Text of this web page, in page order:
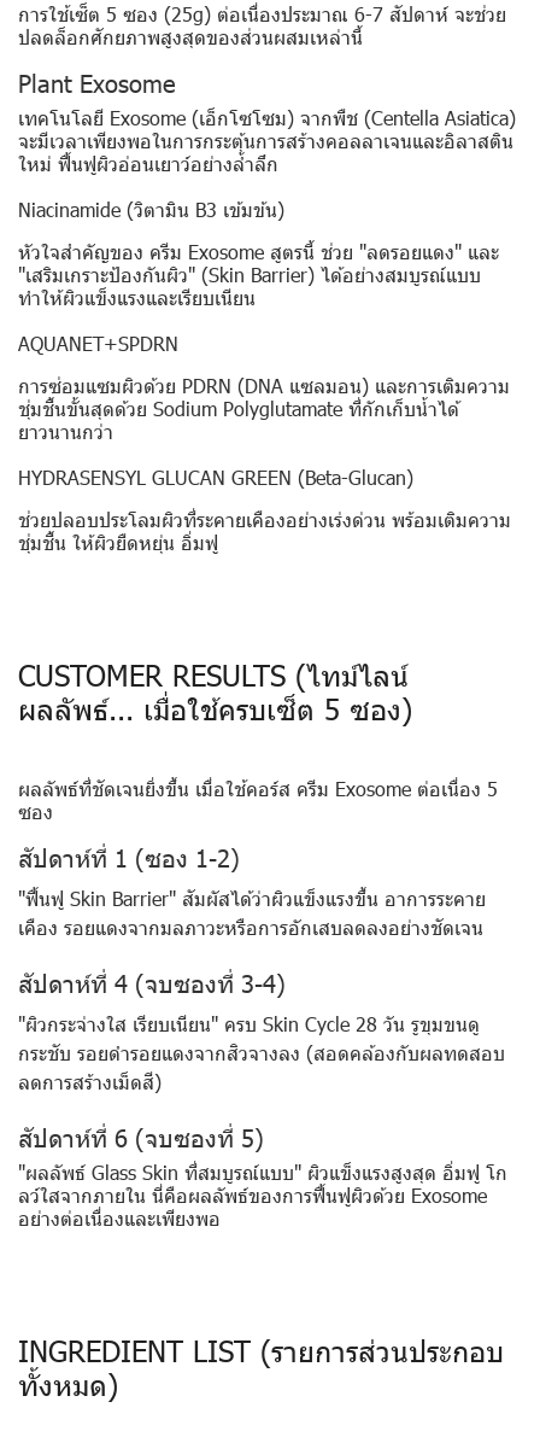
การใช้เซ็ต 5 ซอง (25g) ต่อเนื่องประมาณ 6-7 สัปดาห์ จะช่วย
ปลดล็อกศักยภาพสูงสุดของส่วนผสมเหล่านี้
Plant Exosome
เทคโนโลยี Exosome (เอ็กโซโซม) จากพืช (Centella Asiatica)
จะมีเวลาเพียงพอในการกระตุ้นการสร้างคอลลาเจนและอิลาสติน
ใหม่ ฟื้นฟูผิวอ่อนเยาว์อย่างล้ำลึก
Niacinamide (วิตามิน B3 เข้มข้น)
หัวใจสำคัญของ ครีม Exosome สูตรนี้ ช่วย "ลดรอยแดง" และ
"เสริมเกราะป้องกันผิว" (Skin Barrier) ได้อย่างสมบูรณ์แบบ
ทำให้ผิวแข็งแรงและเรียบเนียน
AQUANET+SPDRN
การซ่อมแซมผิวด้วย PDRN (DNA แซลมอน) และการเติมความ
ชุ่มชื้นขั้นสุดด้วย Sodium Polyglutamate ที่กักเก็บน้ำได้
ยาวนานกว่า
HYDRASENSYL GLUCAN GREEN (Beta-Glucan)
ช่วยปลอบประโลมผิวที่ระคายเคืองอย่างเร่งด่วน พร้อมเติมความ
ชุ่มชื้น ให้ผิวยืดหยุ่น อิ่มฟู
CUSTOMER RESULTS (ไทม์ไลน์
ผลลัพธ์... เมื่อใช้ครบเซ็ต 5 ซอง)
ผลลัพธ์ที่ชัดเจนยิ่งขึ้น เมื่อใช้คอร์ส ครีม Exosome ต่อเนื่อง 5
ซอง
สัปดาห์ที่ 1 (ซอง 1-2)
"ฟื้นฟู Skin Barrier" สัมผัสได้ว่าผิวแข็งแรงขึ้น อาการระคาย
เคือง รอยแดงจากมลภาวะหรือการอักเสบลดลงอย่างชัดเจน
สัปดาห์ที่ 4 (จบซองที่ 3-4)
"ผิวกระจ่างใส เรียบเนียน" ครบ Skin Cycle 28 วัน รูขุมขนดู
กระชับ รอยดำรอยแดงจากสิวจางลง (สอดคล้องกับผลทดสอบ
ลดการสร้างเม็ดสี)
สัปดาห์ที่ 6 (จบซองที่ 5)
"ผลลัพธ์ Glass Skin ที่สมบูรณ์แบบ" ผิวแข็งแรงสูงสุด อิ่มฟู โก
ลว์ใสจากภายใน นี่คือผลลัพธ์ของการฟื้นฟูผิวด้วย Exosome
อย่างต่อเนื่องและเพียงพอ
INGREDIENT LIST (รายการส่วนประกอบ
ทั้งหมด)